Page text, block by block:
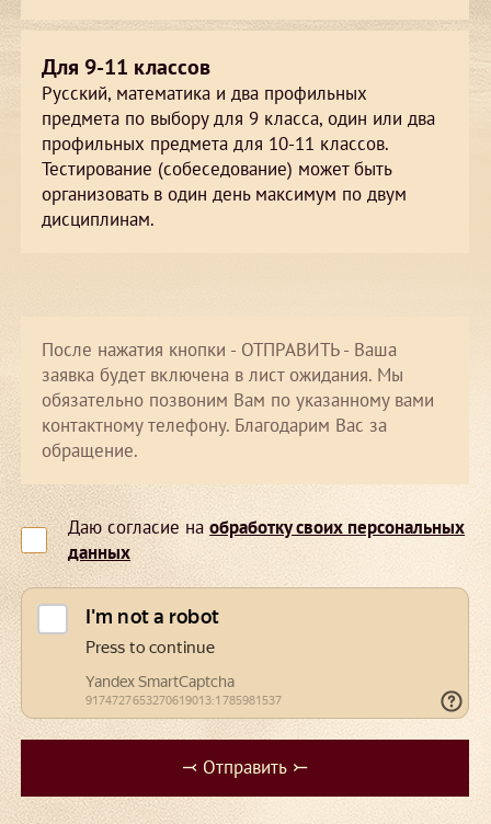
Для 9-11 классов
Русский, математика и два профильных
предмета по выбору для 9 класса, один или два
профильных предмета для 10-11 классов.
Тестирование (собеседование) может быть
организовать в один день максимум по двум
дисциплинам.
Даю согласие наобработку своих персональных
данных
После нажатия кнопки - ОТПРАВИТЬ - Ваша
заявка будет включена в лист ожидания. Мы
обязательно позвоним Вам по указанному вами
контактному телефону. Благодарим Вас за
обращение.